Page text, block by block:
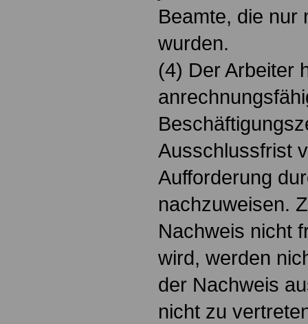
Beamte, die nur
wurden.
(4) Der Arbeiter
Ausschlussfrist
Aufforderung
nachzuweisen.
Nachweis nicht
wird, werden
der Nachweis
nicht zu